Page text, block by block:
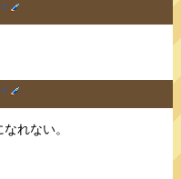
†
†
れない。